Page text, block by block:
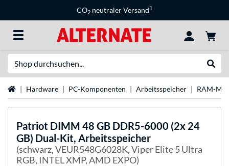
CO2 neutraler Versand1
StartseiteHardware PC-Komponenten Arbeitsspeicher RAM-
Patriot DIMM 48 GB DDR5-6000 (2x 24
GB) Dual-Kit, Arbeitsspeicher
(schwarz, VEUR548G6028K, Viper Elite 5 Ultra
RGB, INTEL XMP, AMD EXPO)